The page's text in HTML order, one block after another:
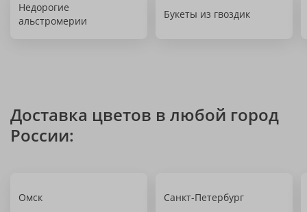
Недорогие
альстромерии
Букеты из гвоздик
Доставка цветов в любой город
России:
Омск Санкт-Петербург